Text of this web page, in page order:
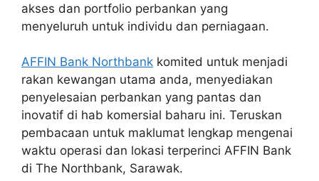
akses dan portfolio perbankan yang
menyeluruh untuk individu dan perniagaan.
AFFIN Bank Northbank komited untuk menjadi
rakan kewangan utama anda, menyediakan
penyelesaian perbankan yang pantas dan
inovatif di hab komersial baharu ini. Teruskan
pembacaan untuk maklumat lengkap mengenai
waktu operasi dan lokasi terperinci AFFIN Bank
di The Northbank, Sarawak.